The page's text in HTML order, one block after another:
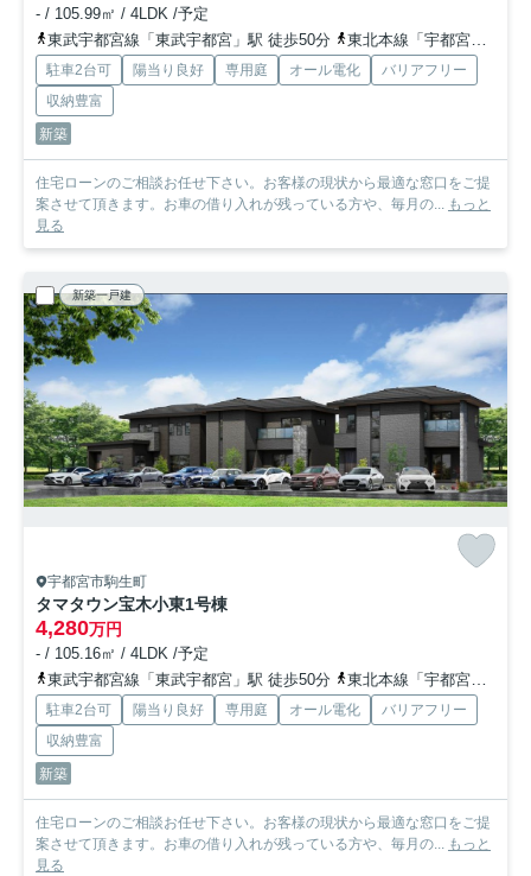
- / 105.99㎡ / 4LDK /予定
東武宇都宮線「東武宇都宮」駅 徒歩50分
東北本線「宇都宮」駅 徒歩68分
駐車2台可 陽当り良好 専用庭 オール電化
バリアフリー
収納豊富
新築
住宅ローンのご相談お任せ下さい。お客様の現状から最適な窓口をご提
案させて頂きます。お車の借り入れが残っている方や、毎月の... もっと
見る
新築一戸建
宇都宮市駒生町
タマタウン宝木小東1号棟
4,280万円
- / 105.16㎡ / 4LDK /予定
東武宇都宮線「東武宇都宮」駅 徒歩50分
東北本線「宇都宮」駅 徒歩68分
駐車2台可 陽当り良好 専用庭 オール電化
バリアフリー
収納豊富
新築
住宅ローンのご相談お任せ下さい。お客様の現状から最適な窓口をご提
案させて頂きます。お車の借り入れが残っている方や、毎月の... もっと
見る